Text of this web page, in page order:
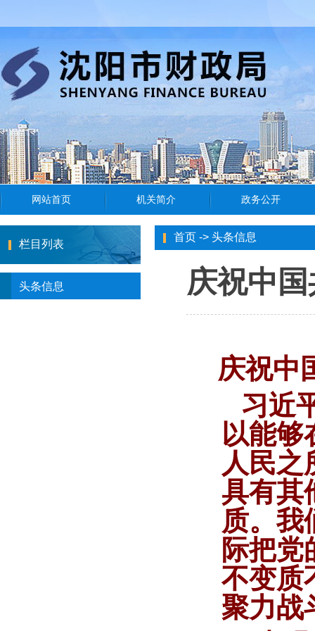
栏目列表
头条信息
首页 -> 头条信息
庆祝中
庆祝中
习近
以能够
人民之
具有其
质。我
际把党
不变质
聚力战